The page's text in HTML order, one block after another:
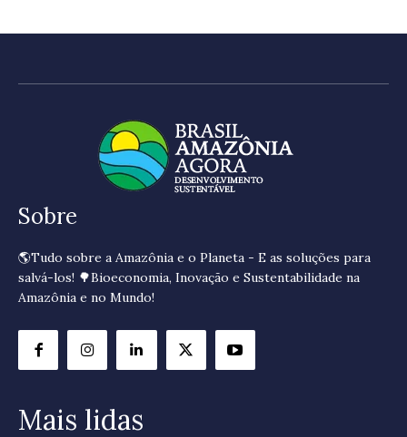
Sobre
🌎Tudo sobre a Amazônia e o Planeta - E as soluções para
salvá-los! 🌳Bioeconomia, Inovação e Sustentabilidade na
Amazônia e no Mundo!
Mais lidas